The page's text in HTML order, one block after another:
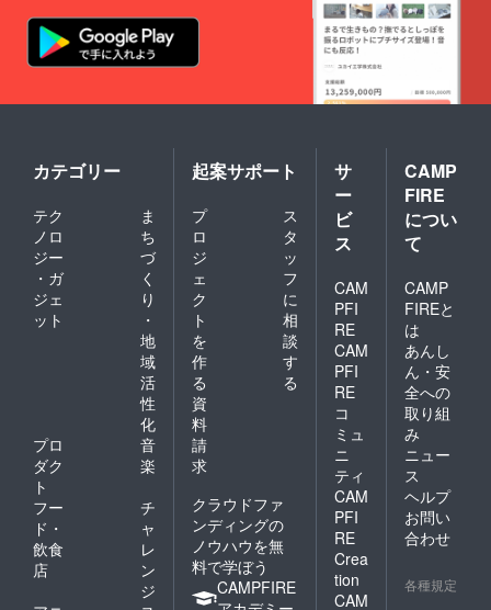
カテゴリー
テク
ノロ
ジー
・ガ
ジェ
ット
ま
ち
づ
く
り
・
地
域
活
性
化
プロ
ダク
ト
音
楽
フー
ド・
飲食
店
チ
ャ
レ
ン
ジ
起案サポート
プ
ロ
ジ
ェ
ク
ト
を
作
る
ス
タ
ッ
フ
に
相
談
す
る
資
料
請
求
クラウドファ
ンディングの
ノウハウを無
料で学ぼう
CAMPFIRE
サ
ー
ビ
ス
CAM
PFI
RE
CAM
PFI
RE
コ
ミュ
ニ
ティ
CAM
PFI
RE
Crea
tion
CAM
CAMP
FIRE
につい
て
CAMP
FIREと
は
あんし
ん・安
全への
取り組
み
ニュー
ス
ヘルプ
お問い
合わせ
各種規定